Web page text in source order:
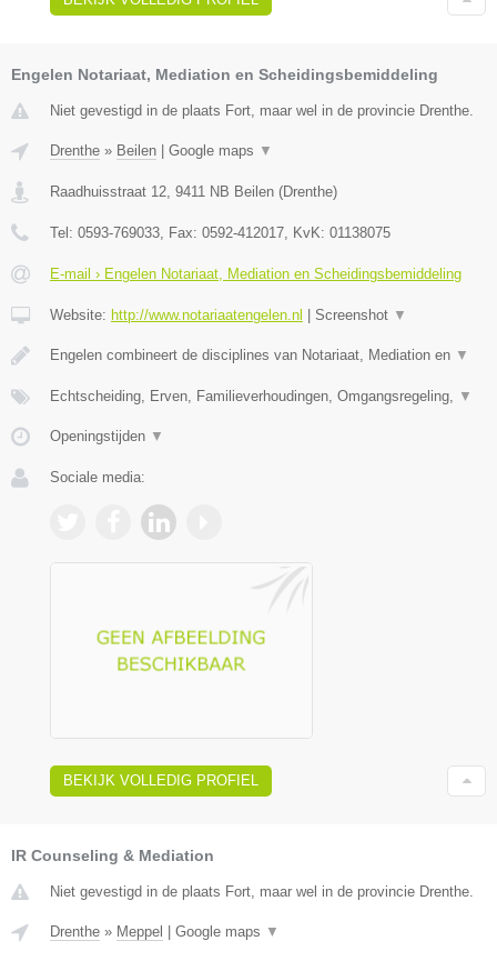
Engelen Notariaat, Mediation en Scheidingsbemiddeling
Niet gevestigd in de plaats Fort, maar wel in de provincie Drenthe.
Drenthe » Beilen Google maps ▼
Raadhuisstraat 12, 9411 NB Beilen (Drenthe)
Tel: 0593-769033, Fax: 0592-412017, KvK: 01138075
E-mail › Engelen Notariaat, Mediation en Scheidingsbemiddeling
Website: http://www.notariaatengelen.nl Screenshot ▼
Engelen combineert de disciplines van Notariaat, Mediation en ▼
Echtscheiding, Erven, Familieverhoudingen, Omgangsregeling, ▼
Openingstijden ▼
Sociale media:
BEKIJK VOLLEDIG PROFIEL
IR Counseling & Mediation
Niet gevestigd in de plaats Fort, maar wel in de provincie Drenthe.
Drenthe » Meppel Google maps ▼